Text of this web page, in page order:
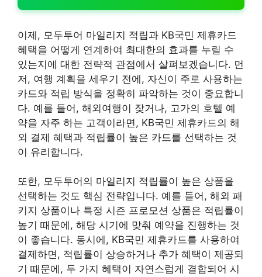
이제, 모두투어 마일리지 적립과 KB국민 제휴카드
혜택을 어떻게 연계하여 최대한의 효과를 누릴 수
있는지에 대한 전략적 관점에서 살펴보겠습니다. 먼
저, 여행 계획을 세우기 전에, 자신이 주로 사용하는
카드와 적립 방식을 정확히 파악하는 것이 중요합니
다. 예를 들어, 해외여행이 잦거나, 고가의 호텔 예
약을 자주 하는 고객이라면, KB국민 제휴카드의 해
외 결제 혜택과 적립률이 높은 카드를 선택하는 것
이 유리합니다.
또한, 모두투어의 마일리지 적립률이 높은 상품을
선택하는 것도 핵심 전략입니다. 예를 들어, 해외 패
키지 상품이나 특정 시즌 프로모션 상품은 적립률이
높기 때문에, 해당 시기에 맞춰 예약을 진행하는 것
이 좋습니다. 동시에, KB국민 제휴카드를 사용하여
결제하면, 적립률이 상승하거나 추가 혜택이 제공되
기 때문에, 두 가지 혜택이 자연스럽게 결합되어 시